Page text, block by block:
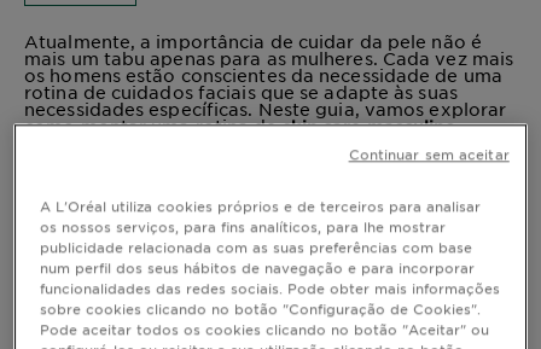
Atualmente, a importância de cuidar da pele não é
mais um tabu apenas para as mulheres. Cada vez mais
os homens estão conscientes da necessidade de uma
rotina de cuidados faciais que se adapte às suas
necessidades específicas. Neste guia, vamos explorar
como montar uma rotina deskin care masculino
pele e idades. Se queres saber como manter uma pele
Por que os homens precisam de uma
rotina de skincare?
A pele masculina apresenta características distintas
A L'Oréal utiliza cookies próprios e de terceiros para analisar
os nossos serviços, para fins analíticos, para lhe mostrar
publicidade relacionada com as suas preferências com base
num perfil dos seus hábitos de navegação e para incorporar
funcionalidades das redes sociais. Pode obter mais informações
sobre cookies clicando no botão "Configuração de Cookies".
Pode aceitar todos os cookies clicando no botão "Aceitar" ou
Continuar sem aceitar